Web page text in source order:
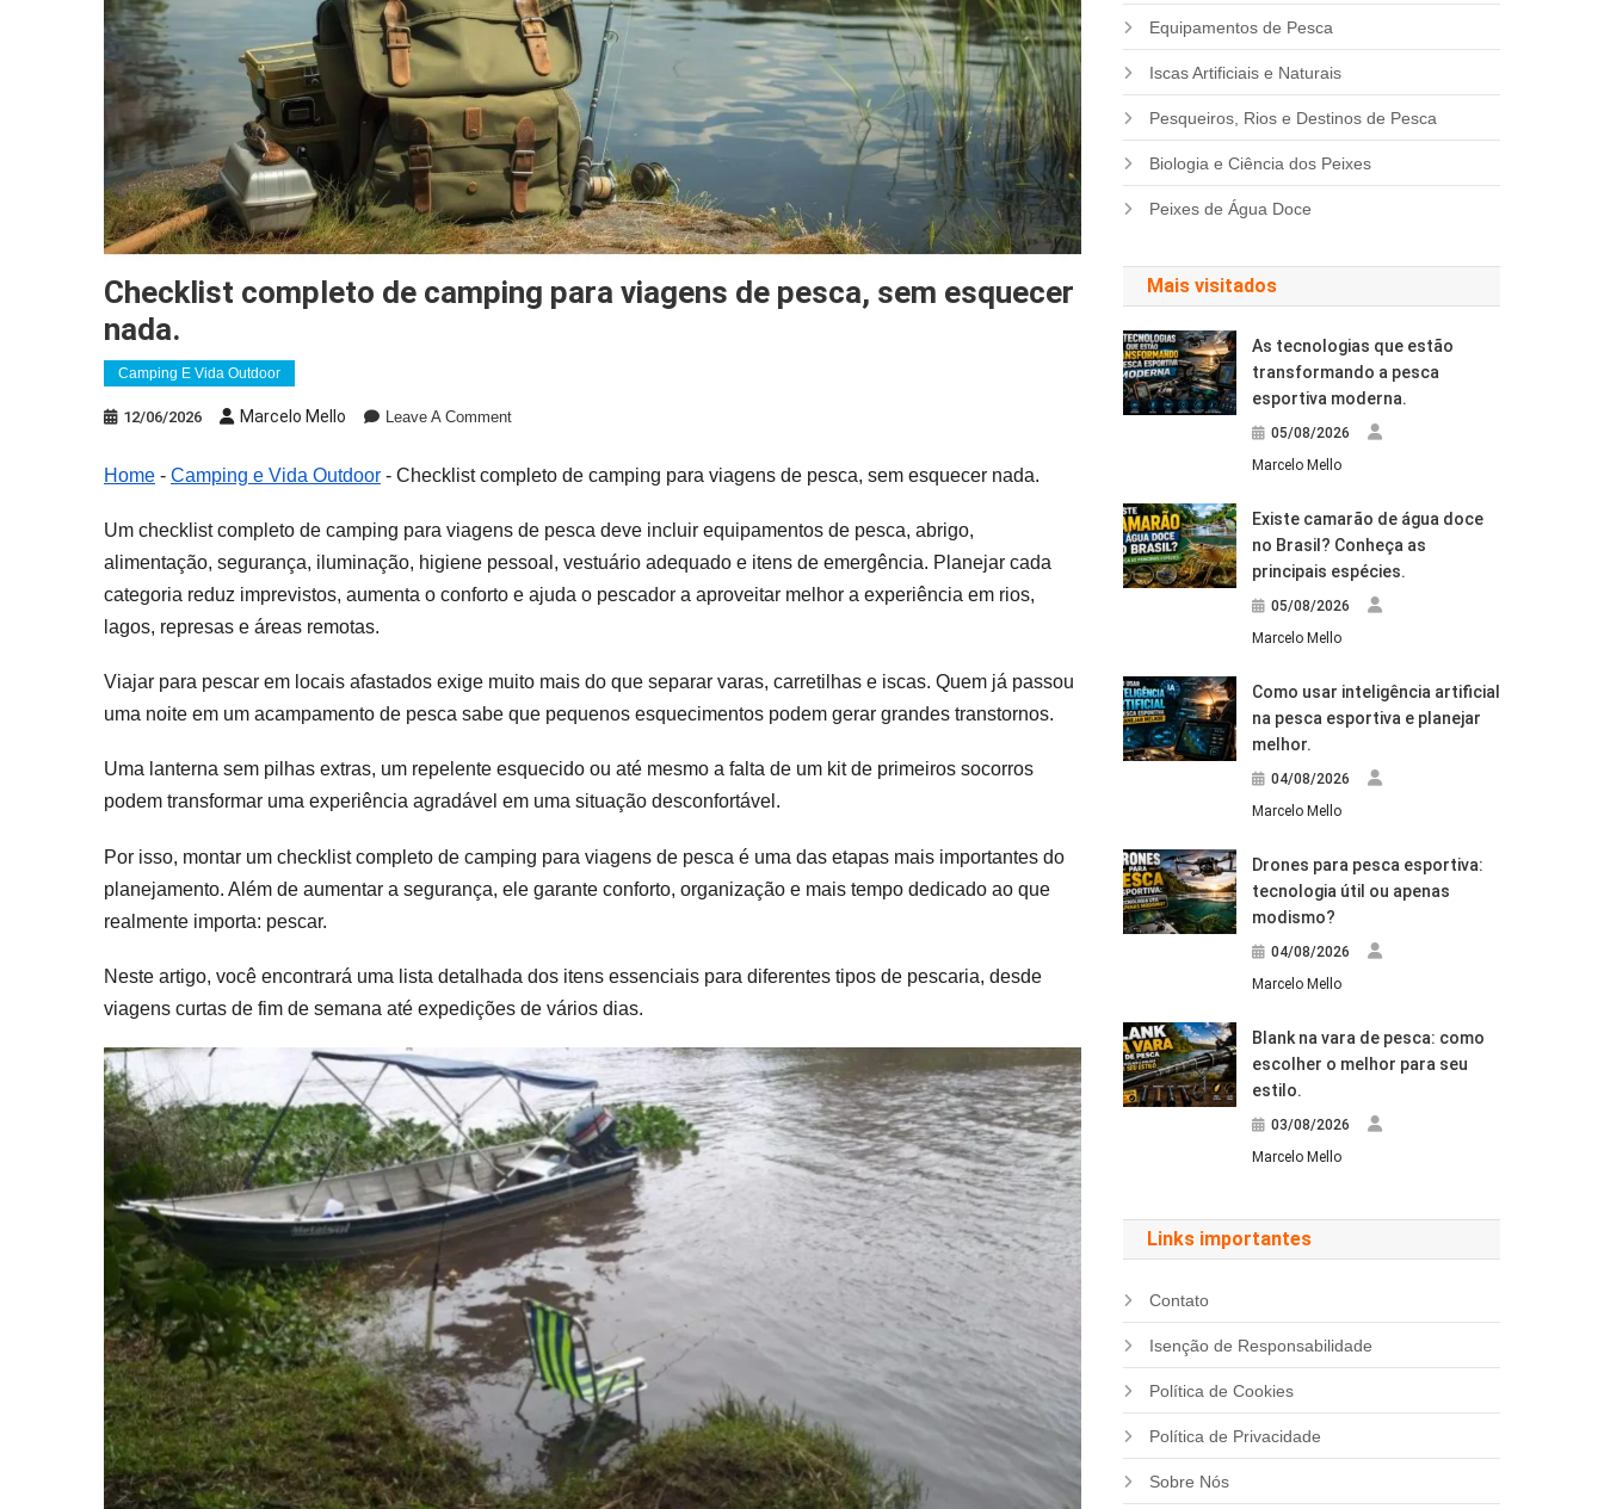
Checklist completo de camping para viagens de pesca, sem esquecer
nada.
Camping E Vida Outdoor
12/06/2026 Marcelo Mello Leave A CommentOn
Completo
Camping
Viagens
De
Esquecer
Home - Camping e Vida Outdoor - Checklist completo de camping para viagens de pesca, sem esquecer nada.
Um checklist completo de camping para viagens de pesca deve incluir equipamentos de pesca, abrigo,
alimentação, segurança, iluminação, higiene pessoal, vestuário adequado e itens de emergência. Planejar cada
categoria reduz imprevistos, aumenta o conforto e ajuda o pescador a aproveitar melhor a experiência em rios,
lagos, represas e áreas remotas.
Viajar para pescar em locais afastados exige muito mais do que separar varas, carretilhas e iscas. Quem já passou
uma noite em um acampamento de pesca sabe que pequenos esquecimentos podem gerar grandes transtornos.
Uma lanterna sem pilhas extras, um repelente esquecido ou até mesmo a falta de um kit de primeiros socorros
podem transformar uma experiência agradável em uma situação desconfortável.
Por isso, montar um checklist completo de camping para viagens de pesca é uma das etapas mais importantes do
planejamento. Além de aumentar a segurança, ele garante conforto, organização e mais tempo dedicado ao que
realmente importa: pescar.
Neste artigo, você encontrará uma lista detalhada dos itens essenciais para diferentes tipos de pescaria, desde
viagens curtas de fim de semana até expedições de vários dias.
Equipamentos de Pesca
Iscas Artificiais e Naturais
Pesqueiros, Rios e Destinos de Pesca
Biologia e Ciência dos Peixes
Peixes de Água Doce
Mais visitados
As tecnologias que estão
transformando a pesca
esportiva moderna.
05/08/2026
Marcelo Mello
Existe camarão de água doce
no Brasil? Conheça as
principais espécies.
05/08/2026
Marcelo Mello
Como usar inteligência artificial
na pesca esportiva e planejar
melhor.
04/08/2026
Marcelo Mello
Drones para pesca esportiva:
tecnologia útil ou apenas
modismo?
04/08/2026
Marcelo Mello
Blank na vara de pesca: como
escolher o melhor para seu
estilo.
03/08/2026
Marcelo Mello
Links importantes
Contato
Isenção de Responsabilidade
Política de Cookies
Política de Privacidade
Sobre Nós